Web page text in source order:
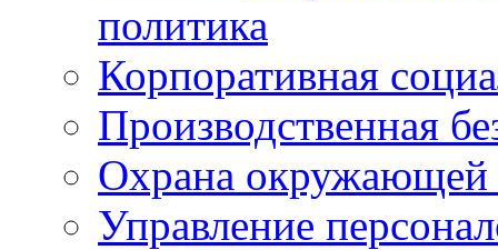
политика
Корпоративная
Производственная
Охрана окружающей
Управление